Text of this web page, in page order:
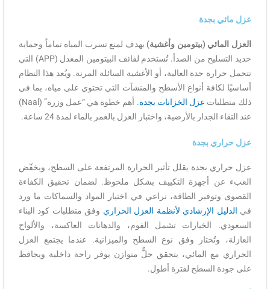
عزل مائي بجدة
العزل المائي (بيتومين وأغشية) يهدف لمنع تسرب المياه تماماً وحماية
حديد التسليح من الصدأ. تُستخدم لفائف البيتومين المعدل (APP) التي
تتحمل حرارة جدة العالية، أو الأغشية السائلة المرنة. ويُعد هذا النظام
أساسيًا لكافة أنواع الأسطح والمنشآت التي تحتوي على مياه، بما في
ذلك متطلبات عزل الخزانات بجدة
. أهم خطوة هي “عمل وزرة” (Naal)
عند التقاء الجدار بالأرضية، واختبار العزل بالغمر بالماء لمدة 24 ساعة.
عزل حراري بجدة
عزل حراري بجدة يقلل تأثير الحرارة المرتفعة على السطح، ويخفّض
العبء عن أجهزة التكييف بشكل ملحوظ. لضمان تحقيق الكفاءة
القصوى وتوفير الطاقة، نراعي في اختيار المواد والسماكات ما ورد
في الدليل الإرشادي لأنظمة العزل الحراري وفق متطلبات كود البناء
السعودي. الخيارات تشمل الفوم، والدهانات العاكسة، والألواح
العازلة، وتُختار وفق نوع السطح والميزانية. عندما يجتمع العزل
الحراري مع المائي، يتحقق حلٌّ متوازن يوفر راحة داخلية ويحافظ
على جودة السطح لفترة أطول.